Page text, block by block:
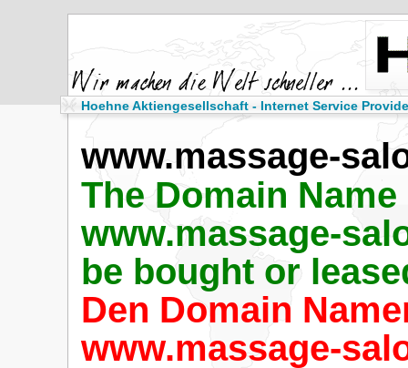
Hoehne Aktiengesellschaft - Internet Service
www.massage-
The Domain Name
www.massage-
be bought or
Den Domain
www.massage-